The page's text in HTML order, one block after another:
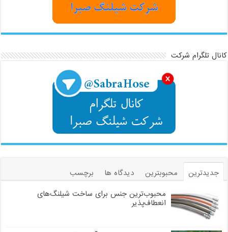
کانال تلگرام شرکت
جدیدترین محبوبترین دیدگاه ها
برچسب
محبوب‌ترین جنس برای ساخت شیلنگ‌های
انعطاف‌پذیر